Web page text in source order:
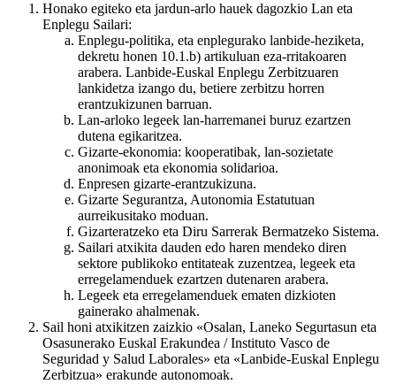
Honako egiteko eta jardun-arlo hauek dagozkio Lan eta
Enplegu Sailari:
Enplegu-politika, eta enplegurako lanbide-heziketa,
dekretu honen 10.1.b) artikuluan eza-rritakoaren
arabera. Lanbide-Euskal Enplegu Zerbitzuaren
lankidetza izango du, betiere zerbitzu horren
erantzukizunen barruan.
Lan-arloko legeek lan-harremanei buruz ezartzen
dutena egikaritzea.
Gizarte-ekonomia: kooperatibak, lan-sozietate
anonimoak eta ekonomia solidarioa.
Enpresen gizarte-erantzukizuna.
Gizarte Segurantza, Autonomia Estatutuan
aurreikusitako moduan.
Gizarteratzeko eta Diru Sarrerak Bermatzeko Sistema.
Sailari atxikita dauden edo haren mendeko diren
sektore publikoko entitateak zuzentzea, legeek eta
erregelamenduek ezartzen dutenaren arabera.
Legeek eta erregelamenduek ematen dizkioten
gainerako ahalmenak.
Sail honi atxikitzen zaizkio «Osalan, Laneko Segurtasun eta
Osasunerako Euskal Erakundea / Instituto Vasco de
Seguridad y Salud Laborales» eta «Lanbide-Euskal Enplegu
Zerbitzua» erakunde autonomoak.